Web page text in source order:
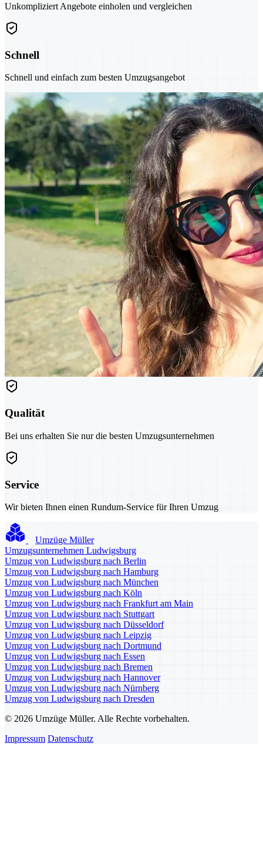
Unkompliziert Angebote einholen und vergleichen
Schnell
Schnell und einfach zum besten Umzugsangebot
Qualität
Bei uns erhalten Sie nur die besten Umzugsunternehmen
Service
Wir bieten Ihnen einen Rundum-Service für Ihren Umzug
Umzüge Müller
Umzugsunternehmen Ludwigsburg
Umzug von Ludwigsburg nach Berlin
Umzug von Ludwigsburg nach Hamburg
Umzug von Ludwigsburg nach München
Umzug von Ludwigsburg nach Köln
Umzug von Ludwigsburg nach Frankfurt am Main
Umzug von Ludwigsburg nach Stuttgart
Umzug von Ludwigsburg nach Düsseldorf
Umzug von Ludwigsburg nach Leipzig
Umzug von Ludwigsburg nach Dortmund
Umzug von Ludwigsburg nach Essen
Umzug von Ludwigsburg nach Bremen
Umzug von Ludwigsburg nach Hannover
Umzug von Ludwigsburg nach Nürnberg
Umzug von Ludwigsburg nach Dresden
© 2026 Umzüge Müller. Alle Rechte vorbehalten.
Impressum Datenschutz